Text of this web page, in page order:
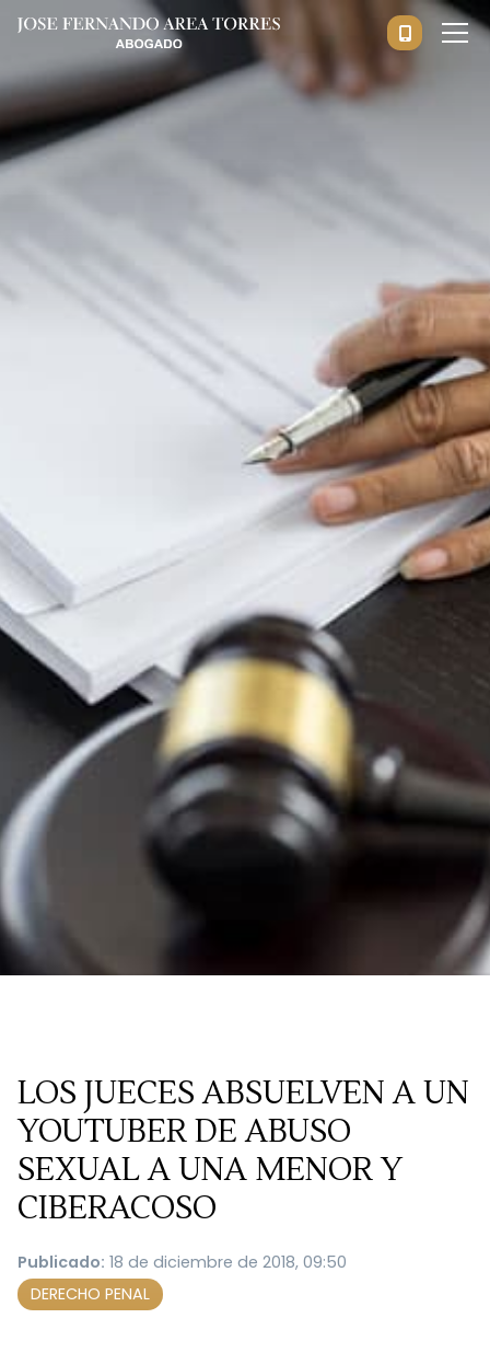
LOS JUECES ABSUELVEN A UN
YOUTUBER DE ABUSO
SEXUAL A UNA MENOR Y
CIBERACOSO
Publicado: 18 de diciembre de 2018, 09:50
DERECHO PENAL